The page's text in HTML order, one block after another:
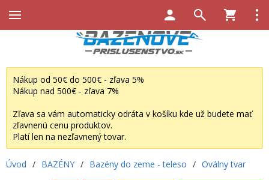
Nákup od 50€ do 500€ - zľava 5%
Nákup nad 500€ - zľava 7%
Zľava sa vám automaticky odráta v košíku kde už budete mať
zľavnenú cenu produktov.
Platí len na nezľavnený tovar.
Úvod / BAZÉNY / Bazény do zeme - teleso / Oválny tvar